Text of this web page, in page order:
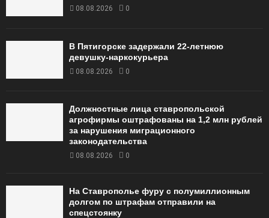
08.08.2026 0
В Пятигорске задержали 22-летнюю
девушку-наркокурьера
08.08.2026 0
Должностные лица ставропольской
агрофирмы оштрафованы на 1,2 млн рублей
за нарушения миграционного
законодательства
08.08.2026 0
На Ставрополье фуру с полумиллионным
долгом по штрафам отправили на
спецстоянку